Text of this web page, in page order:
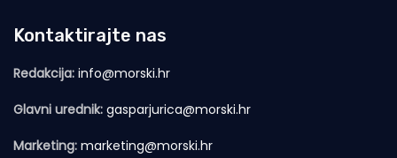
Kontaktirajte nas
Redakcija: info@morski.hr
Glavni urednik: gasparjurica@morski.hr
Marketing: marketing@morski.hr